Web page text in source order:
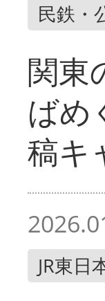
民鉄・
関東
ば
稿キ
JR東日